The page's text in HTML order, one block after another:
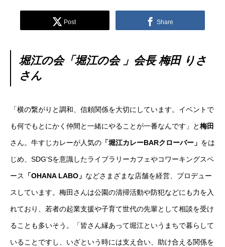
Post Share
堀江の会「堀江の会 」会長 梅田 りさ
さん
「横の繋がりと調和、信頼関係を大切にしています。イベントで
も何でもとにかく仲間と一緒にやることが一番なんです」と梅田
さん。牛すじカレーが人気の 「堀江カレーBARクローバー」 をは
じめ、SDG‘Sを意識したライブラリーカフェやコワーキングスペ
ース 「OHANA LABO」 などさまざまな店舗を経営、プロデュー
スしています。梅田さんは公園の清掃活動や防犯などにも力を入
れており、若者の起業支援や子育て世代の先輩として相談を受け
ることも多いそう。「皆さん縁あって堀江というまちで暮らして
いることですし、いざという時には支え合い、助け合える関係を